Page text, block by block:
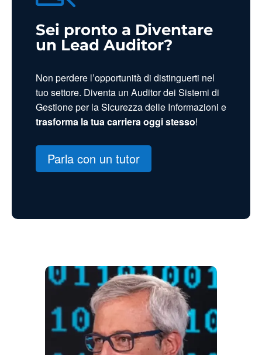
Sei pronto a Diventare
un Lead Auditor?
Non perdere l’opportunità di distinguerti nel
tuo settore. Diventa un Auditor dei Sistemi di
Gestione per la Sicurezza delle Informazioni e
trasforma la tua carriera oggi stesso!
Parla con un tutor